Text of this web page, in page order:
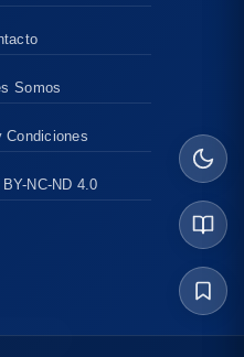
Somos
Condiciones
BY-NC-ND 4.0